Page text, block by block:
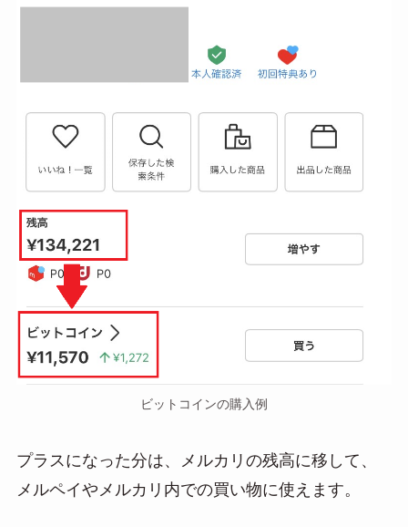
ビットコインの購入例
プラスになった分は、メルカリの残高に移して、
メルペイやメルカリ内での買い物に使えます。